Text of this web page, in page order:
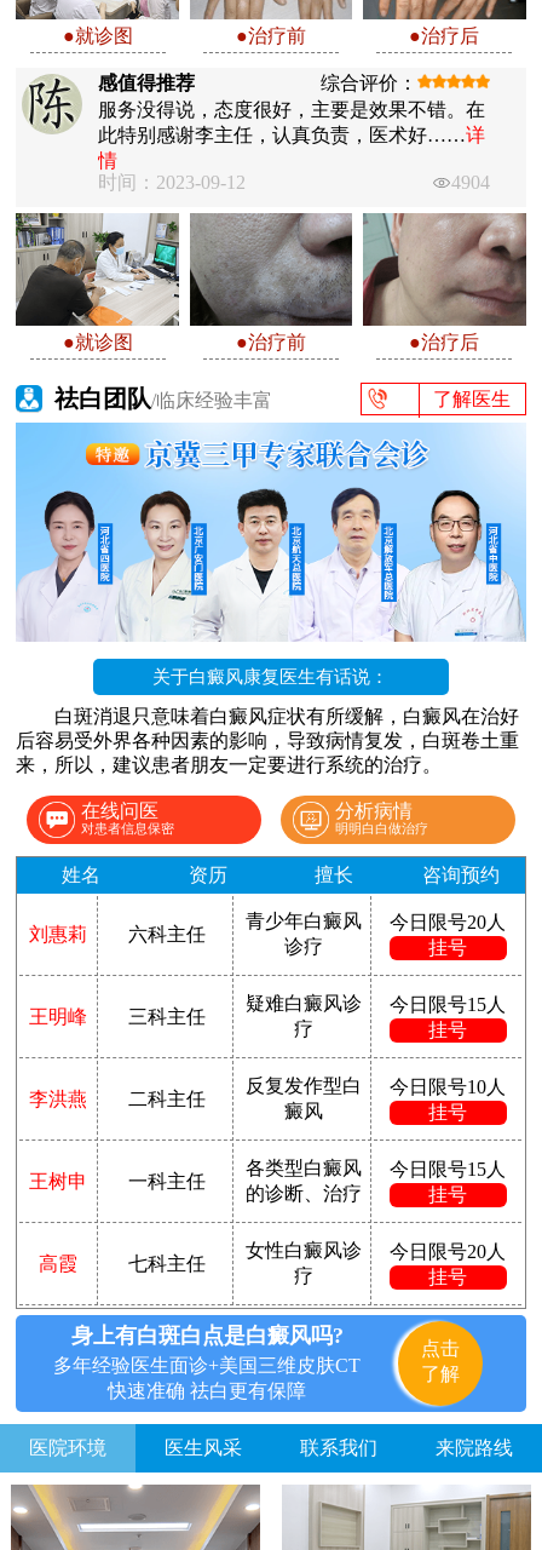
●就诊图 ●治疗前 ●治疗后
感值得推荐
综合评价：
服务没得说，态度很好，主要是效果不错。在
此特别感谢李主任，认真负责，医术好……详
情
时间：2023-09-12
4904
●就诊图 ●治疗前 ●治疗后
祛白团队/临床经验丰富 了解医生
关于白癜风康复医生有话说：
白斑消退只意味着白癜风症状有所缓解，白癜风在治好
后容易受外界各种因素的影响，导致病情复发，白斑卷土重
来，所以，建议患者朋友一定要进行系统的治疗。
在线问医
对患者信息保密
分析病情
明明白白做治疗
姓名 资历 擅长 咨询预约
刘惠莉 六科主任
青少年白癜风
诊疗
今日限号20人
挂号
王明峰 三科主任
疑难白癜风诊
疗
今日限号15人
挂号
李洪燕 二科主任
反复发作型白
癜风
今日限号10人
挂号
王树申 一科主任
各类型白癜风
的诊断、治疗
今日限号15人
挂号
高霞 七科主任
女性白癜风诊
疗
今日限号20人
挂号
身上有白斑白点是白癜风吗?
多年经验医生面诊+美国三维皮肤CT
快速准确 祛白更有保障
点击
了解
医院环境 医生风采 联系我们 来院路线